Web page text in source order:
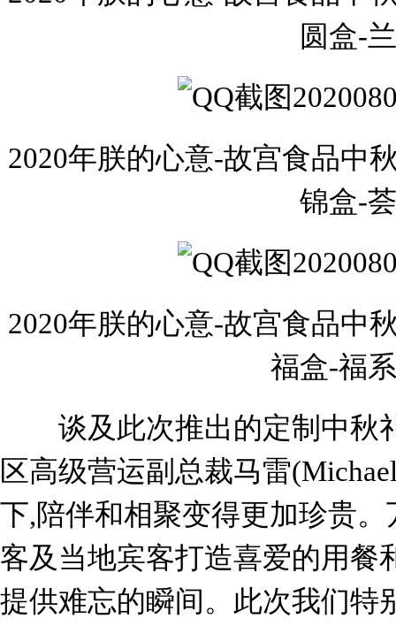
圆盒-
2020年朕的心意-故宫食品中
锦盒-
2020年朕的心意-故宫食品中
福盒-福
谈及此次推出的定制中秋
区高级营运副总裁马雷
下,陪伴和相聚变得更加珍贵
客及当地宾客打造喜爱的用餐
提供难忘的瞬间。此次我们特